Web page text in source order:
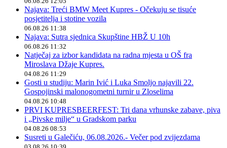
Najava: Treći BMW Meet Kupres - Očekuju se tisuće
posjetitelja i stotine vozila
06.08.26 11:38
Najava: Sutra sjednica Skupštine HBŽ U 10h
06.08.26 11:32
Natječaj za izbor kandidata na radna mjesta u OŠ fra
Miroslava Džaje Kupres.
04.08.26 11:29
Gosti u studiju: Marin Ivić i Luka Smoljo najavili 22.
Gospojinski malonogometni turnir u Zloselima
04.08.26 10:48
PRVI KUPRESBEERFEST: Tri dana vrhunske zabave, piva
i „Pivske milje“ u Gradskom parku
04.08.26 08:53
Susreti u Galečiću, 06.08.2026.- Večer pod zvijezdama